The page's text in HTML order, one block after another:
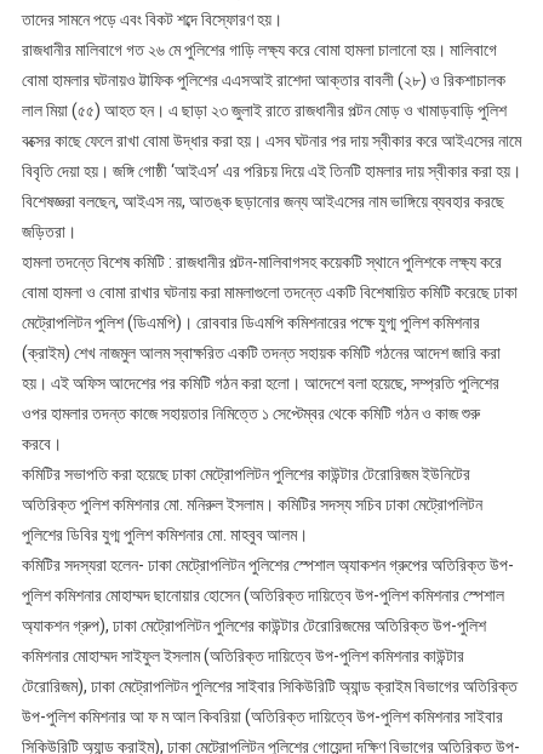
তাদের সামনে পড়ে এবং বিকট শব্দে বিস্ফোরণ হয়।
রাজধানীর মালিবাগে গত ২৬ মে পুলিশের গাড়ি লক্ষ্য করে বোমা হামলা চালানো হয়। মালিবাগে
বোমা হামলার ঘটনায়ও ট্টাফিক পুলিশের এএসআই রাশেদা আক্তার বাবলী (২৮) ও রিকশাচালক
লাল মিয়া (৫৫) আহত হন। এ ছাড়া ২৩ জুলাই রাতে রাজধানীর পল্টন মোড় ও খামাড়বাড়ি পুলিশ
বক্সের কাছে ফেলে রাখা বোমা উদ্ধার করা হয়। এসব ঘটনার পর দায় স্বীকার করে আইএসের নামে
বিবৃতি দেয়া হয়। জঙ্গি গোষ্ঠী ‘আইএস’ এর পরিচয় দিয়ে এই তিনটি হামলার দায় স্বীকার করা হয়।
বিশেষজ্ঞরা বলছেন, আইএস নয়, আতঙ্ক ছড়ানোর জন্য আইএসের নাম ভাঙ্গিয়ে ব্যবহার করছে
জড়িতরা।
হামলা তদন্তে বিশেষ কমিটি : রাজধানীর পল্টন-মালিবাগসহ কয়েকটি স্থানে পুলিশকে লক্ষ্য করে
বোমা হামলা ও বোমা রাখার ঘটনায় করা মামলাগুলো তদন্তে একটি বিশেষায়িত কমিটি করেছে ঢাকা
মেট্রোপলিটন পুলিশ (ডিএমপি)। রোববার ডিএমপি কমিশনারের পক্ষে যুগ্ম পুলিশ কমিশনার
(ক্রাইম) শেখ নাজমুল আলম স্বাক্ষরিত একটি তদন্ত সহায়ক কমিটি গঠনের আদেশ জারি করা
হয়। এই অফিস আদেশের পর কমিটি গঠন করা হলো। আদেশে বলা হয়েছে, সম্প্রতি পুলিশের
ওপর হামলার তদন্ত কাজে সহায়তার নিমিত্তে ১ সেপ্টেম্বর থেকে কমিটি গঠন ও কাজ শুরু
করবে।
কমিটির সভাপতি করা হয়েছে ঢাকা মেট্রোপলিটন পুলিশের কাউন্টার টেরোরিজম ইউনিটের
অতিরিক্ত পুলিশ কমিশনার মো. মনিরুল ইসলাম। কমিটির সদস্য সচিব ঢাকা মেট্রোপলিটন
পুলিশের ডিবির যুগ্ম পুলিশ কমিশনার মো. মাহবুব আলম।
কমিটির সদস্যরা হলেন- ঢাকা মেট্রোপলিটন পুলিশের স্পেশাল অ্যাকশন গ্রুপের অতিরিক্ত উপ-
পুলিশ কমিশনার মোহাম্মদ ছানোয়ার হোসেন (অতিরিক্ত দায়িত্বে উপ-পুলিশ কমিশনার স্পেশাল
অ্যাকশন গ্রুপ), ঢাকা মেট্রোপলিটন পুলিশের কাউন্টার টেরোরিজমের অতিরিক্ত উপ-পুলিশ
কমিশনার মোহাম্মদ সাইফুল ইসলাম (অতিরিক্ত দায়িত্বে উপ-পুলিশ কমিশনার কাউন্টার
টেরোরিজম), ঢাকা মেট্রোপলিটন পুলিশের সাইবার সিকিউরিটি অ্যান্ড ক্রাইম বিভাগের অতিরিক্ত
উপ-পুলিশ কমিশনার আ ফ ম আল কিবরিয়া (অতিরিক্ত দায়িত্বে উপ-পুলিশ কমিশনার সাইবার
সিকিউরিটি অ্যান্ড ক্রাইম), ঢাকা মেট্রোপলিটন পুলিশের গোয়েন্দা দক্ষিণ বিভাগের অতিরিক্ত উপ-